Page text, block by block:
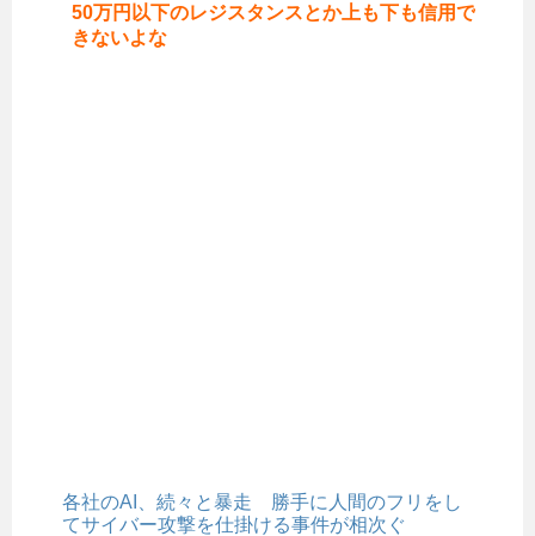
50万円以下のレジスタンスとか上も下も信用で
きないよな
各社のAI、続々と暴走 勝手に人間のフリをし
てサイバー攻撃を仕掛ける事件が相次ぐ